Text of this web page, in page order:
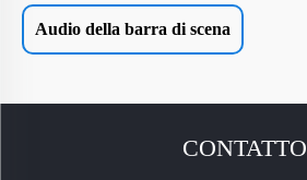
Audio della barra di scena
CONTATTO